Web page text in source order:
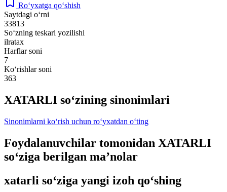
Ro‘yxatga qo‘shish
Saytdagi o‘rni
33813
So‘zning teskari yozilishi
ilratax
Harflar soni
7
Ko‘rishlar soni
363
XATARLI so‘zining sinonimlari
Sinonimlarni ko‘rish uchun ro‘yxatdan o‘ting
Foydalanuvchilar tomonidan XATARLI
so‘ziga berilgan ma’nolar
xatarli so‘ziga yangi izoh qo‘shing